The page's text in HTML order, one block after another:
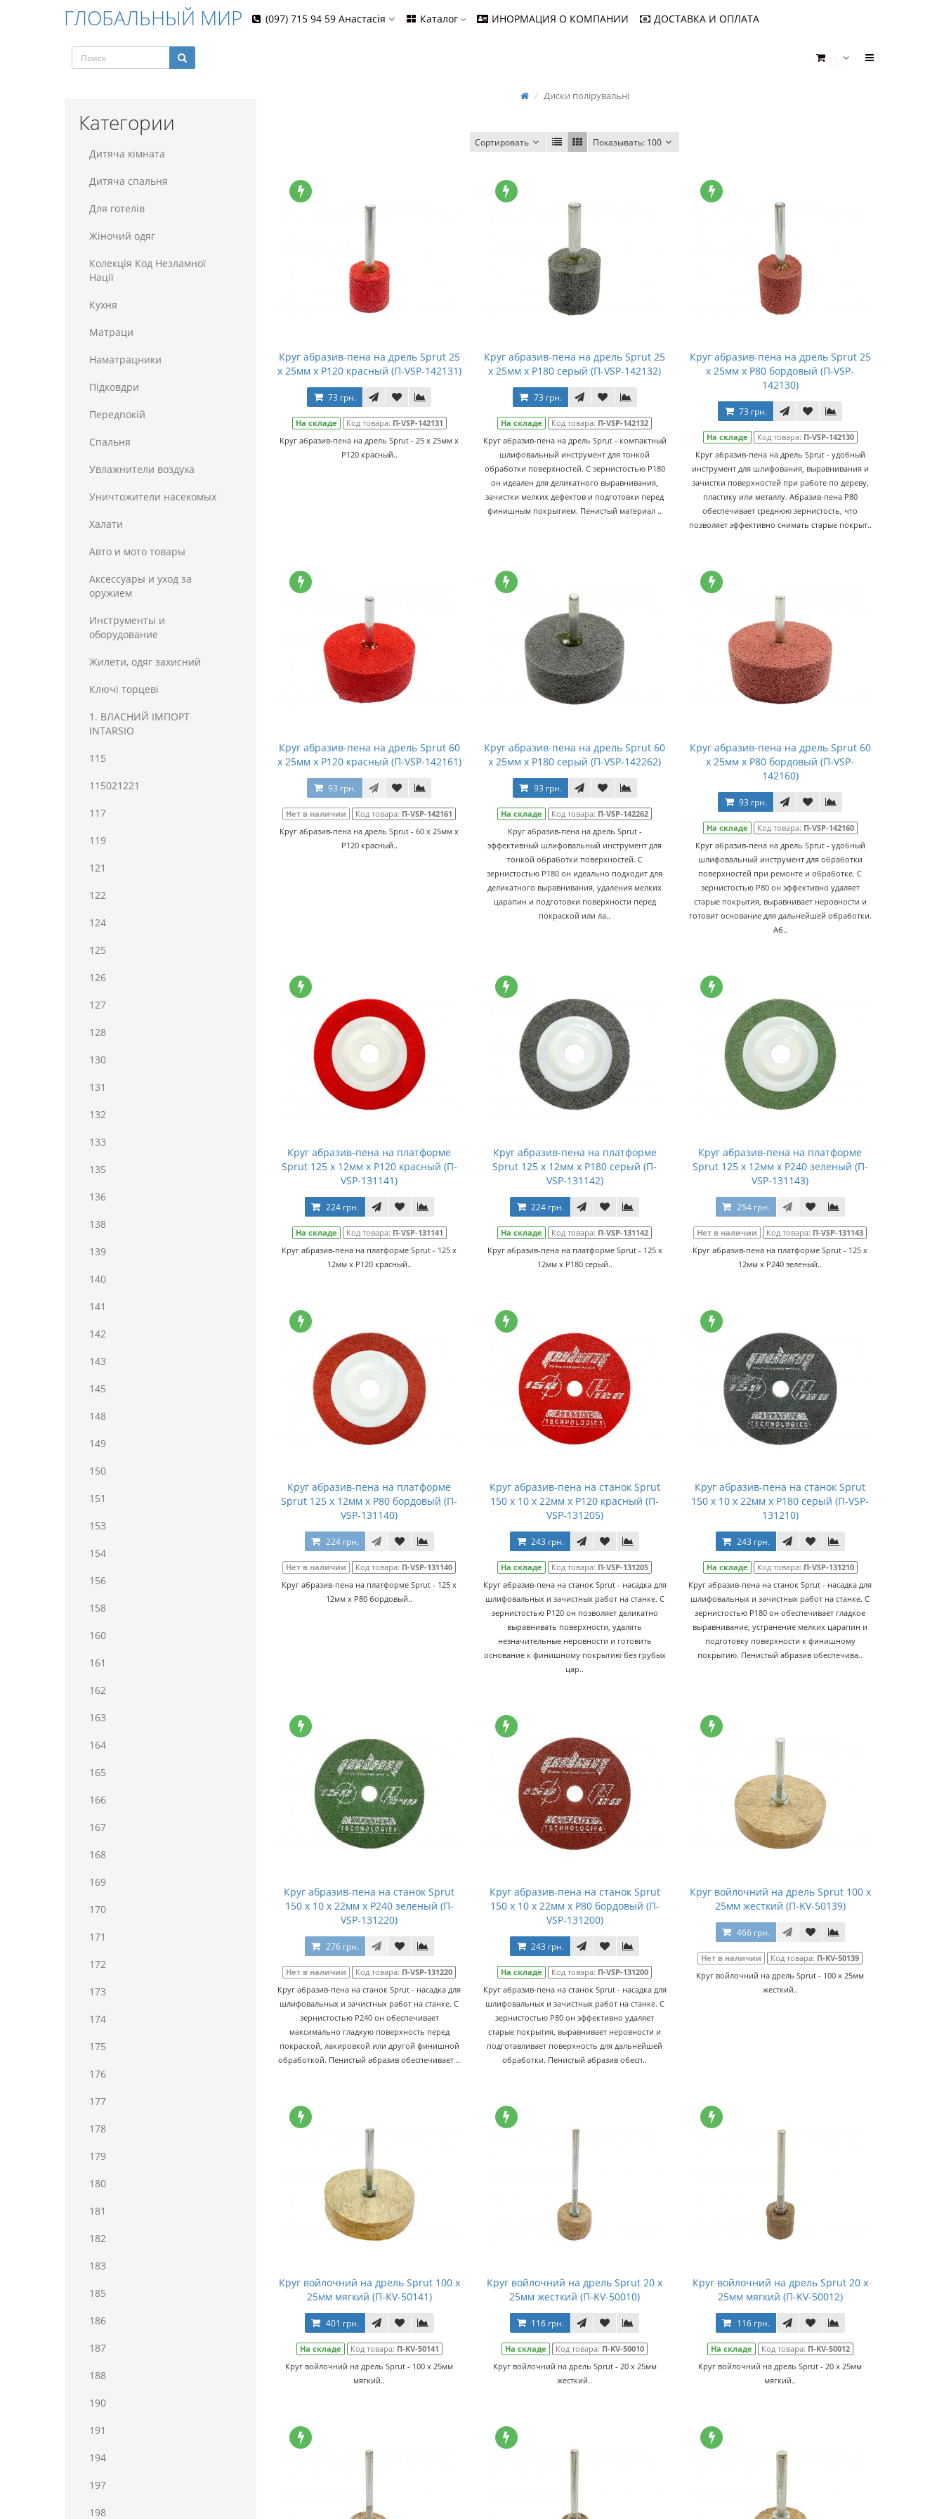
ГЛОБАЛЬНЫЙ МИР (097) 715 94 59 Анастасія Каталог ИНОРМАЦИЯ О КОМПАНИИ ДОСТАВКА И ОПЛАТА
Категории
Дитяча кімната
Дитяча спальня
Для готелiв
Жіночий одяг
Колекція Код Незламної
Нації
Кухня
Матраци
Наматрацники
Пiдковдри
Передпокій
Спальня
Увлажнители воздуха
Уничтожители насекомых
Халати
Авто и мото товары
Аксессуары и уход за
оружием
Инструменты и
оборудование
Жилети, одяг захисний
Ключі торцеві
1. ВЛАСНИЙ ІМПОРТ
INTARSIO
115
115021221
117
119
121
122
124
125
126
127
128
130
131
132
133
135
136
138
139
140
141
142
143
145
148
149
150
151
153
154
156
158
160
161
162
163
164
165
166
167
168
169
170
171
172
173
174
175
176
177
178
179
180
181
182
183
185
186
187
188
190
191
194
197
198
Диски полірувальні
Сортировать Показывать: 100
Круг абразив-пена на дрель Sprut 25
x 25мм x P120 красный (П-VSP-142131)
73 грн.
На складе Код товара: П-VSP-142131
Круг абразив-пена на дрель Sprut - 25 x 25мм x
P120 красный..
Круг абразив-пена на дрель Sprut 25
x 25мм x P180 серый (П-VSP-142132)
73 грн.
На складе Код товара: П-VSP-142132
Круг абразив-пена на дрель Sprut - компактный
шлифовальный инструмент для тонкой
обработки поверхностей. С зернистостью P180
он идеален для деликатного выравнивания,
зачистки мелких дефектов и подготовки перед
финишным покрытием. Пенистый материал ..
Круг абразив-пена на дрель Sprut 25
x 25мм x P80 бордовый (П-VSP-
142130)
73 грн.
На складе Код товара: П-VSP-142130
Круг абразив-пена на дрель Sprut - удобный
инструмент для шлифования, выравнивания и
зачистки поверхностей при работе по дереву,
пластику или металлу. Абразив-пена P80
обеспечивает среднюю зернистость, что
позволяет эффективно снимать старые покрыт..
Круг абразив-пена на дрель Sprut 60
x 25мм x P120 красный (П-VSP-142161)
93 грн.
Нет в наличии Код товара: П-VSP-142161
Круг абразив-пена на дрель Sprut - 60 x 25мм x
P120 красный..
Круг абразив-пена на дрель Sprut 60
x 25мм x P180 серый (П-VSP-142262)
93 грн.
На складе Код товара: П-VSP-142262
Круг абразив-пена на дрель Sprut -
эффективный шлифовальный инструмент для
тонкой обработки поверхностей. С
зернистостью P180 он идеально подходит для
деликатного выравнивания, удаления мелких
царапин и подготовки поверхности перед
покраской или ла..
Круг абразив-пена на дрель Sprut 60
x 25мм x P80 бордовый (П-VSP-
142160)
93 грн.
На складе Код товара: П-VSP-142160
Круг абразив-пена на дрель Sprut - удобный
шлифовальный инструмент для обработки
поверхностей при ремонте и обработке. С
зернистостью P80 он эффективно удаляет
старые покрытия, выравнивает неровности и
готовит основание для дальнейшей обработки.
Аб..
Круг абразив-пена на платформе
Sprut 125 x 12мм x P120 красный (П-
VSP-131141)
224 грн.
На складе Код товара: П-VSP-131141
Круг абразив-пена на платформе Sprut - 125 x
12мм x P120 красный..
Круг абразив-пена на платформе
Sprut 125 x 12мм x P180 серый (П-
VSP-131142)
224 грн.
На складе Код товара: П-VSP-131142
Круг абразив-пена на платформе Sprut - 125 x
12мм x P180 серый..
Круг абразив-пена на платформе
Sprut 125 x 12мм x P240 зеленый (П-
VSP-131143)
254 грн.
Нет в наличии Код товара: П-VSP-131143
Круг абразив-пена на платформе Sprut - 125 x
12мм x P240 зеленый..
Круг абразив-пена на платформе
Sprut 125 x 12мм x P80 бордовый (П-
VSP-131140)
224 грн.
Нет в наличии Код товара: П-VSP-131140
Круг абразив-пена на платформе Sprut - 125 x
12мм x P80 бордовый..
Круг абразив-пена на станок Sprut
150 x 10 x 22мм x P120 красный (П-
VSP-131205)
243 грн.
На складе Код товара: П-VSP-131205
Круг абразив-пена на станок Sprut - насадка для
шлифовальных и зачистных работ на станке. С
зернистостью P120 он позволяет деликатно
выравнивать поверхности, удалять
незначительные неровности и готовить
основание к финишному покрытию без грубых
цар..
Круг абразив-пена на станок Sprut
150 x 10 x 22мм x P180 серый (П-VSP-
131210)
243 грн.
На складе Код товара: П-VSP-131210
Круг абразив-пена на станок Sprut - насадка для
шлифовальных и зачистных работ на станке. С
зернистостью P180 он обеспечивает гладкое
выравнивание, устранение мелких царапин и
подготовку поверхности к финишному
покрытию. Пенистый абразив обеспечива..
Круг абразив-пена на станок Sprut
150 x 10 x 22мм x P240 зеленый (П-
VSP-131220)
276 грн.
Нет в наличии Код товара: П-VSP-131220
Круг абразив-пена на станок Sprut - насадка для
шлифовальных и зачистных работ на станке. С
зернистостью P240 он обеспечивает
максимально гладкую поверхность перед
покраской, лакировкой или другой финишной
обработкой. Пенистый абразив обеспечивает ..
Круг абразив-пена на станок Sprut
150 x 10 x 22мм x P80 бордовый (П-
VSP-131200)
243 грн.
На складе Код товара: П-VSP-131200
Круг абразив-пена на станок Sprut - насадка для
шлифовальных и зачистных работ на станке. С
зернистостью P80 он эффективно удаляет
старые покрытия, выравнивает неровности и
подготавливает поверхность для дальнейшей
обработки. Пенистый абразив обесп..
Круг войлочний на дрель Sprut 100 x
25мм жесткий (П-KV-50139)
466 грн.
Нет в наличии Код товара: П-KV-50139
Круг войлочний на дрель Sprut - 100 x 25мм
жесткий..
Круг войлочний на дрель Sprut 100 x
25мм мягкий (П-KV-50141)
401 грн.
На складе Код товара: П-KV-50141
Круг войлочний на дрель Sprut - 100 x 25мм
мягкий..
Круг войлочний на дрель Sprut 20 x
25мм жесткий (П-KV-50010)
116 грн.
На складе Код товара: П-KV-50010
Круг войлочний на дрель Sprut - 20 x 25мм
жесткий..
Круг войлочний на дрель Sprut 20 x
25мм мягкий (П-KV-50012)
116 грн.
На складе Код товара: П-KV-50012
Круг войлочний на дрель Sprut - 20 x 25мм
мягкий..